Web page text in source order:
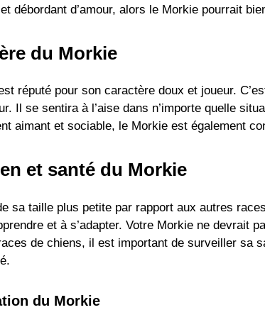
débordant d’amour, alors le Morkie pourrait
du Morkie
réputé pour son caractère doux et joueur.
Il se sentira à l’aise dans n’importe quelle
aimant et sociable, le Morkie est également
et santé du Morkie
sa taille plus petite par rapport aux autres
et à s’adapter. Votre Morkie ne devrait
de chiens, il est important de surveiller sa
du Morkie